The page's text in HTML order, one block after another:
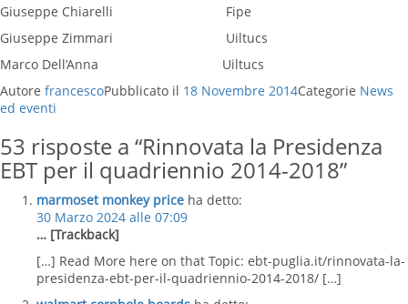
Giuseppe Chiarelli Fipe
Giuseppe Zimmari Uiltucs
Marco Dell’Anna Uiltucs
Autore francescoPubblicato il 18 Novembre 2014Categorie News
ed eventi
53 risposte a “Rinnovata la Presidenza
EBT per il quadriennio 2014-2018”
marmoset monkey price ha detto:
30 Marzo 2024 alle 07:09
… [Trackback]
[…] Read More here on that Topic: ebt-puglia.it/rinnovata-la-
presidenza-ebt-per-il-quadriennio-2014-2018/ […]